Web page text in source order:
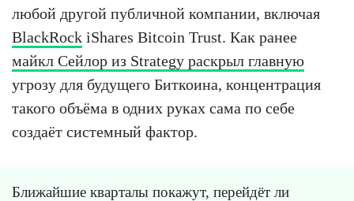
любой другой публичной компании, включая
BlackRock iShares Bitcoin Trust. Как ранее
майкл Сейлор из Strategy раскрыл главную
угрозу для будущего Биткоина, концентрация
такого объёма в одних руках сама по себе
создаёт системный фактор.
Ближайшие кварталы покажут, перейдёт ли